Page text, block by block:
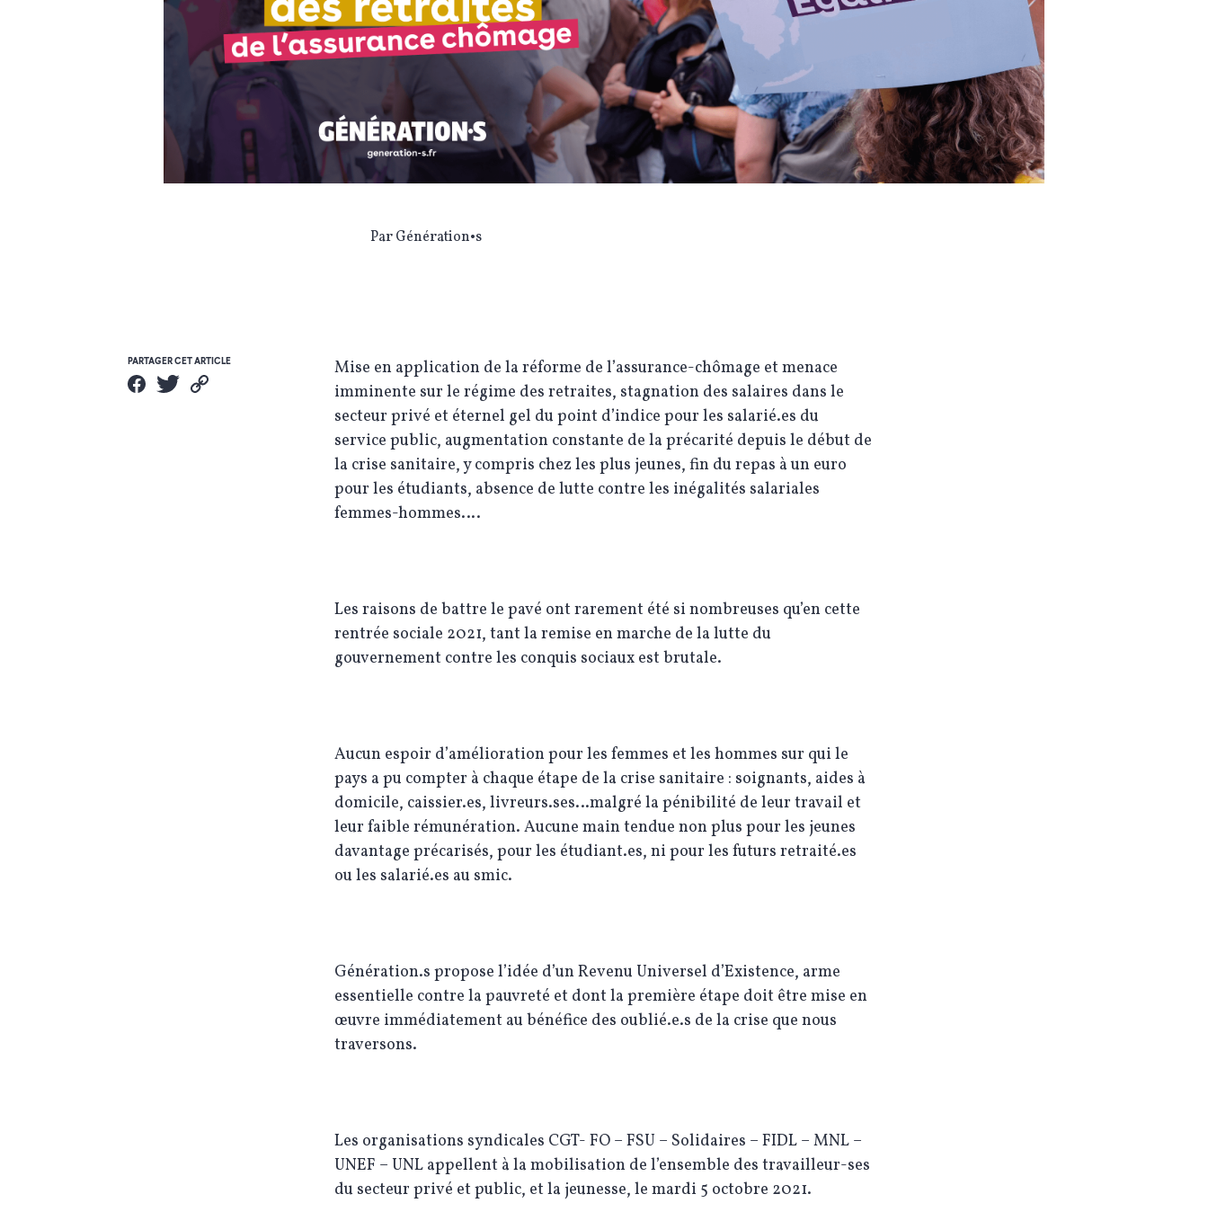
Par Génération•s
PARTAGER CET ARTICLE
Mise en application de la réforme de l’assurance-chômage et menace
imminente sur le régime des retraites, stagnation des salaires dans le
secteur privé et éternel gel du point d’indice pour les salarié.es du
service public, augmentation constante de la précarité depuis le début de
la crise sanitaire, y compris chez les plus jeunes, fin du repas à un euro
pour les étudiants, absence de lutte contre les inégalités salariales
femmes-hommes….
Les raisons de battre le pavé ont rarement été si nombreuses qu’en cette
rentrée sociale 2021, tant la remise en marche de la lutte du
gouvernement contre les conquis sociaux est brutale.
Aucun espoir d’amélioration pour les femmes et les hommes sur qui le
pays a pu compter à chaque étape de la crise sanitaire : soignants, aides à
domicile, caissier.es, livreurs.ses…malgré la pénibilité de leur travail et
leur faible rémunération. Aucune main tendue non plus pour les jeunes
davantage précarisés, pour les étudiant.es, ni pour les futurs retraité.es
ou les salarié.es au smic.
Génération.s propose l’idée d’un Revenu Universel d’Existence, arme
essentielle contre la pauvreté et dont la première étape doit être mise en
œuvre immédiatement au bénéfice des oublié.e.s de la crise que nous
traversons.
Les organisations syndicales CGT- FO – FSU – Solidaires – FIDL – MNL –
UNEF – UNL appellent à la mobilisation de l’ensemble des travailleur-ses
du secteur privé et public, et la jeunesse, le mardi 5 octobre 2021.